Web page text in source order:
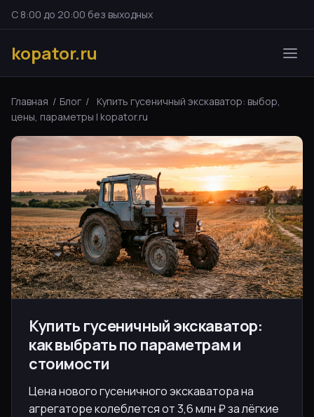
С 8:00 до 20:00 без выходных
kopator.ru
Главная / Блог /
Купить гусеничный экскаватор: выбор,
цены, параметры | kopator.ru
Купить гусеничный экскаватор:
как выбрать по параметрам и
стоимости
Цена нового гусеничного экскаватора на
агрегаторе колеблется от 3,6 млн ₽ за лёгкие